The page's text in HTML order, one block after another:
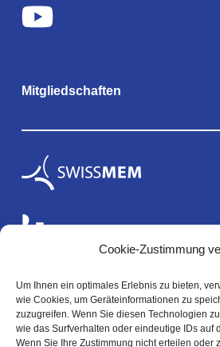
Cookie-Zustimmung
Um Ihnen ein optimales Erlebnis zu bieten,
wie Cookies, um Geräteinformationen zu
zuzugreifen. Wenn Sie diesen Technologien
wie das Surfverhalten oder eindeutige IDs auf
Wenn Sie Ihre Zustimmung nicht erteilen oder
Mitgliedschaften
Rechtliches